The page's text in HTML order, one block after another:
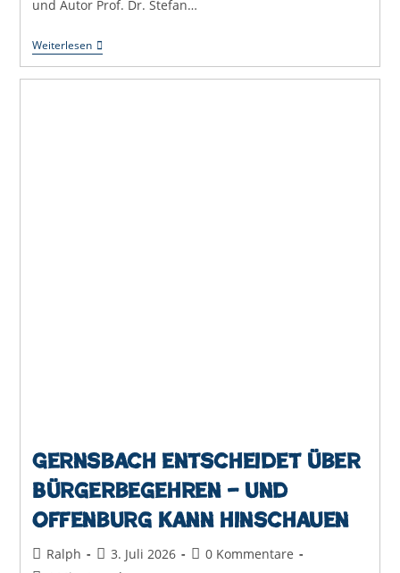
und Autor Prof. Dr. Stefan…
WeiterlesenHeute
Entscheidet
Gernsbach entscheidet über
Bürgerbegehren – und
Offenburg kann hinschauen
Beitrags-
Ralph
Beitrag
3. Juli 2026
Beitrags-
0 Kommentare